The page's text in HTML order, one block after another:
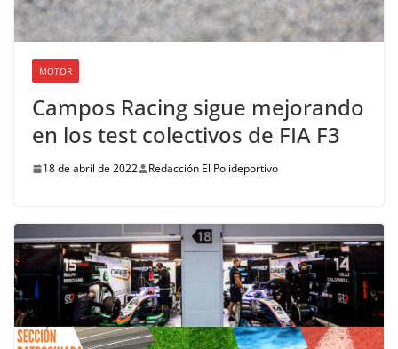
MOTOR
Campos Racing sigue mejorando
en los test colectivos de FIA F3
18 de abril de 2022 Redacción El Polideportivo